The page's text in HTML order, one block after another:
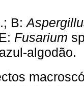
B:
Fusarium
algodão.